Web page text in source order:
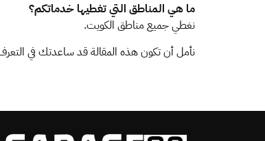
ما هي المناطق التي تغطيها خدماتكم؟
نغطي جميع مناطق الكويت.
نأمل أن تكون هذه المقالة قد ساعدتك في التعرف